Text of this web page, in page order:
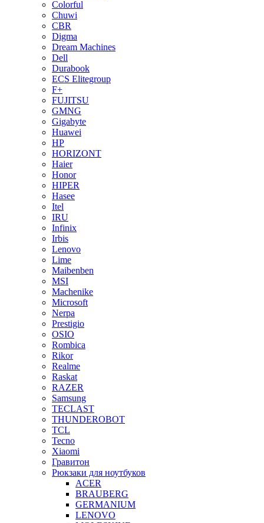
Colorful
Chuwi
CBR
Digma
Dream Machines
Dell
Durabook
ECS Elitegroup
F+
FUJITSU
GMNG
Gigabyte
Huawei
HP
HORIZONT
Haier
Honor
HIPER
Hasee
Itel
IRU
Infinix
Irbis
Lenovo
Lime
Maibenben
MSI
Machenike
Microsoft
Nerpa
Prestigio
OSIO
Rombica
Rikor
Realme
Raskat
RAZER
Samsung
TECLAST
THUNDEROBOT
TCL
Tecno
Xiaomi
Гравитон
Рюкзаки для ноутбуков
ACER
BRAUBERG
GERMANIUM
LENOVO